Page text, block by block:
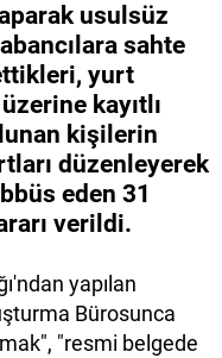
usulsüz
sahte
yurt
kayıtlı
kişilerin
düzenleyerek
eden 31
verildi.
yapılan
Bürosunca
"resmi belgede